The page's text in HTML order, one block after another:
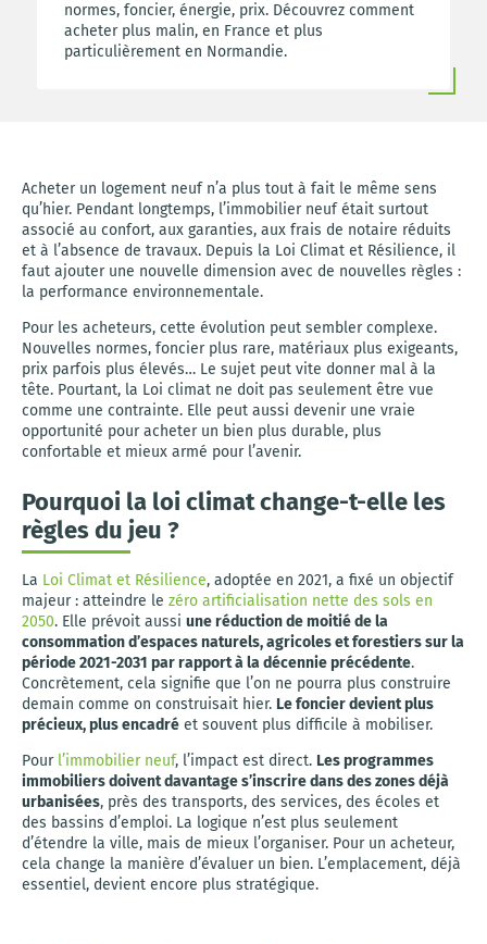
normes, foncier, énergie, prix. Découvrez comment
acheter plus malin, en France et plus
particulièrement en Normandie.
Acheter un logement neuf n’a plus tout à fait le même sens
qu’hier. Pendant longtemps, l’immobilier neuf était surtout
associé au confort, aux garanties, aux frais de notaire réduits
et à l’absence de travaux. Depuis la Loi Climat et Résilience, il
faut ajouter une nouvelle dimension avec de nouvelles règles :
la performance environnementale.
Pour les acheteurs, cette évolution peut sembler complexe.
Nouvelles normes, foncier plus rare, matériaux plus exigeants,
prix parfois plus élevés… Le sujet peut vite donner mal à la
tête. Pourtant, la Loi climat ne doit pas seulement être vue
comme une contrainte. Elle peut aussi devenir une vraie
opportunité pour acheter un bien plus durable, plus
confortable et mieux armé pour l’avenir.
Pourquoi la loi climat change-t-elle les
règles du jeu ?
La Loi Climat et Résilience, adoptée en 2021, a fixé un objectif
majeur : atteindre le zéro artificialisation nette des sols en
2050. Elle prévoit aussi une réduction de moitié de la
consommation d’espaces naturels, agricoles et forestiers sur la
période 2021-2031 par rapport à la décennie précédente.
Concrètement, cela signifie que l’on ne pourra plus construire
demain comme on construisait hier. Le foncier devient plus
précieux, plus encadré et souvent plus difficile à mobiliser.
Pour l’immobilier neuf, l’impact est direct. Les programmes
immobiliers doivent davantage s’inscrire dans des zones déjà
urbanisées, près des transports, des services, des écoles et
des bassins d’emploi. La logique n’est plus seulement
d’étendre la ville, mais de mieux l’organiser. Pour un acheteur,
cela change la manière d’évaluer un bien. L’emplacement, déjà
essentiel, devient encore plus stratégique.